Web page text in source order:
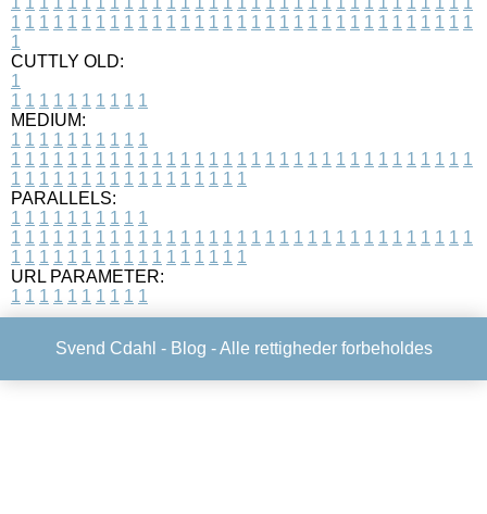
1 1 1 1 1 1 1 1 1 1 1 1 1 1 1 1 1 1 1 1 1 1 1 1 1 1 1 1 1 1 1 1 1
1
CUTTLY OLD:
1
1 1 1 1 1 1 1 1 1 1
MEDIUM:
1 1 1 1 1 1 1 1 1 1
1 1 1 1 1 1 1 1 1 1 1 1 1 1 1 1 1 1 1 1 1 1 1 1 1 1 1 1 1 1 1 1 1
1 1 1 1 1 1 1 1 1 1 1 1 1 1 1 1 1
PARALLELS:
1 1 1 1 1 1 1 1 1 1
1 1 1 1 1 1 1 1 1 1 1 1 1 1 1 1 1 1 1 1 1 1 1 1 1 1 1 1 1 1 1 1 1
1 1 1 1 1 1 1 1 1 1 1 1 1 1 1 1 1
URL PARAMETER:
1 1 1 1 1 1 1 1 1 1
Svend Cdahl - Blog - Alle rettigheder forbeholdes